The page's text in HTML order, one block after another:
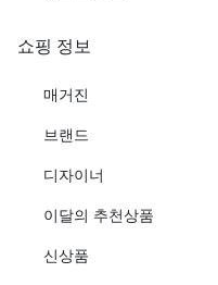
쇼핑 정보
매거진
브랜드
디자이너
이달의 추천상품
신상품